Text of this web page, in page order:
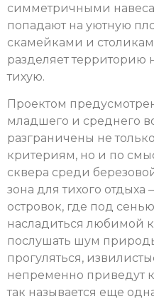
симметричными
попадают на уютную
скамейками и
разделяет территорию
тихую.
Проектом
младшего и среднего
разграничены не
критериям, но и по
сквера среди
зона для тихого
островок, где под
насладиться любимой
послушать шум
прогуляться,
непременно приведут
так называется еще